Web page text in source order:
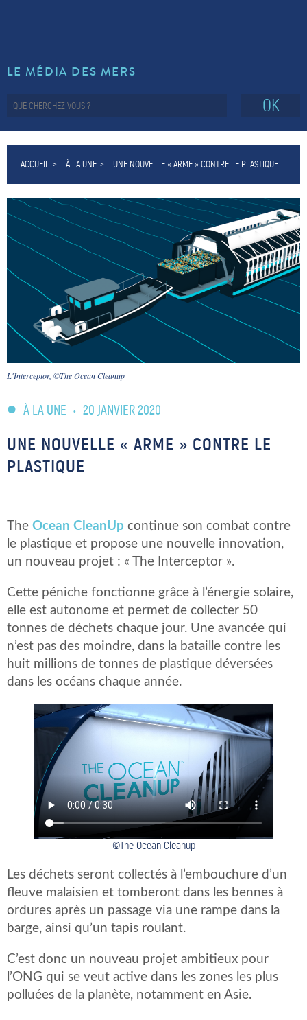
LE MÉDIA DES MERS
OK
ACCUEIL À LA UNE UNE NOUVELLE « ARME » CONTRE LE PLASTIQUE
L'Interceptor, ©The Ocean Cleanup
À LA UNE • 20 JANVIER 2020
UNE NOUVELLE « ARME » CONTRE LE
PLASTIQUE
The Ocean CleanUp continue son combat contre
le plastique et propose une nouvelle innovation,
un nouveau projet : « The Interceptor ».
Cette péniche fonctionne grâce à l’énergie solaire,
elle est autonome et permet de collecter 50
tonnes de déchets chaque jour. Une avancée qui
n’est pas des moindre, dans la bataille contre les
huit millions de tonnes de plastique déversées
dans les océans chaque année.
©The Ocean Cleanup
Les déchets seront collectés à l’embouchure d’un
fleuve malaisien et tomberont dans les bennes à
ordures après un passage via une rampe dans la
barge, ainsi qu’un tapis roulant.
C’est donc un nouveau projet ambitieux pour
l’ONG qui se veut active dans les zones les plus
polluées de la planète, notamment en Asie.